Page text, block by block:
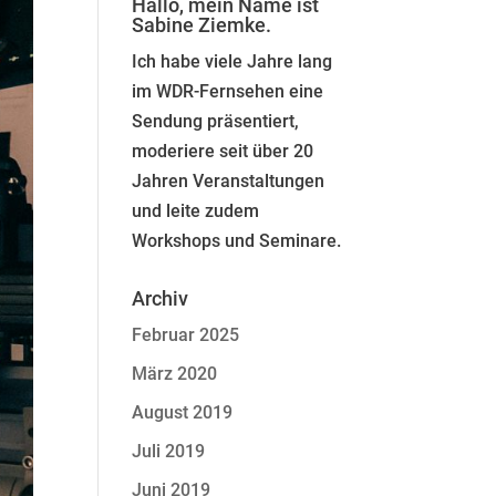
Hallo, mein Name ist
Sabine Ziemke.
Ich habe viele Jahre lang
im WDR-Fernsehen eine
Sendung präsentiert,
moderiere seit über 20
Jahren Veranstaltungen
und leite zudem
Workshops und Seminare.
Archiv
Februar 2025
März 2020
August 2019
Juli 2019
Juni 2019